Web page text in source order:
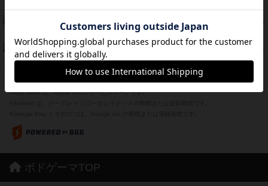
PT
紹介文なし 1件の投稿
PT
ドコジャン
紹介文あり 10件の投稿
※Apple、Apple のロゴ は、米国および他の国々で登録されたApple Inc.の商標です。
※App Store は、Apple Inc.のサービスマークです。
ボドゲーマTOP